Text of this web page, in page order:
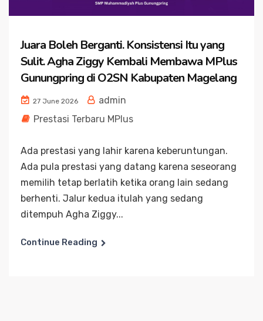
Juara Boleh Berganti. Konsistensi Itu yang
Sulit. Agha Ziggy Kembali Membawa MPlus
Gunungpring di O2SN Kabupaten Magelang
27 June 2026
admin
Prestasi Terbaru MPlus
Ada prestasi yang lahir karena keberuntungan.
Ada pula prestasi yang datang karena seseorang
memilih tetap berlatih ketika orang lain sedang
berhenti. Jalur kedua itulah yang sedang
ditempuh Agha Ziggy...
Continue Reading